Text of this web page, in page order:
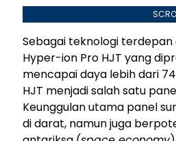
Sebagai teknologi
Hyper-ion Pro HJT yang
mencapai daya lebih dari
HJT menjadi salah satu
Keunggulan utama panel
di darat, namun juga